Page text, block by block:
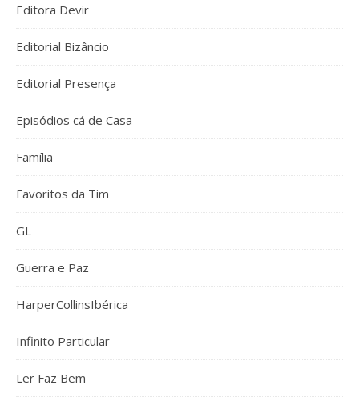
Editora Devir
Editorial Bizâncio
Editorial Presença
Episódios cá de Casa
Família
Favoritos da Tim
GL
Guerra e Paz
HarperCollinsIbérica
Infinito Particular
Ler Faz Bem